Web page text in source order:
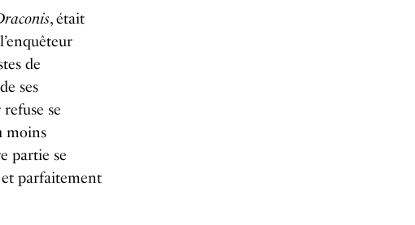
, était
de
ses
se
moins
partie se
parfaitement